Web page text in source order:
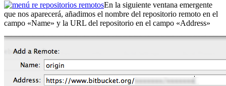
En la siguiente ventana emergente
que nos aparecerá, añadimos el nombre del repositorio remoto en el
campo «Name» y la URL del repositorio en el campo «Address»